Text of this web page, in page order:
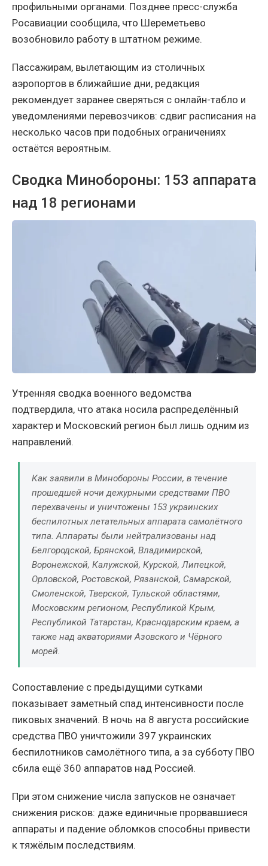
профильными органами. Позднее пресс-служба
Росавиации сообщила, что Шереметьево
возобновило работу в штатном режиме.
Пассажирам, вылетающим из столичных
аэропортов в ближайшие дни, редакция
рекомендует заранее сверяться с онлайн-табло и
уведомлениями перевозчиков: сдвиг расписания на
несколько часов при подобных ограничениях
остаётся вероятным.
Сводка Минобороны: 153 аппарата
над 18 регионами
Утренняя сводка военного ведомства
подтвердила, что атака носила распределённый
характер и Московский регион был лишь одним из
направлений.
Как заявили в Минобороны России, в течение
прошедшей ночи дежурными средствами ПВО
перехвачены и уничтожены 153 украинских
беспилотных летательных аппарата самолётного
типа. Аппараты были нейтрализованы над
Белгородской, Брянской, Владимирской,
Воронежской, Калужской, Курской, Липецкой,
Орловской, Ростовской, Рязанской, Самарской,
Смоленской, Тверской, Тульской областями,
Московским регионом, Республикой Крым,
Республикой Татарстан, Краснодарским краем, а
также над акваториями Азовского и Чёрного
морей.
Сопоставление с предыдущими сутками
показывает заметный спад интенсивности после
пиковых значений. В ночь на 8 августа российские
средства ПВО уничтожили 397 украинских
беспилотников самолётного типа, а за субботу ПВО
сбила ещё 360 аппаратов над Россией.
При этом снижение числа запусков не означает
снижения рисков: даже единичные прорвавшиеся
аппараты и падение обломков способны привести
к тяжёлым последствиям.